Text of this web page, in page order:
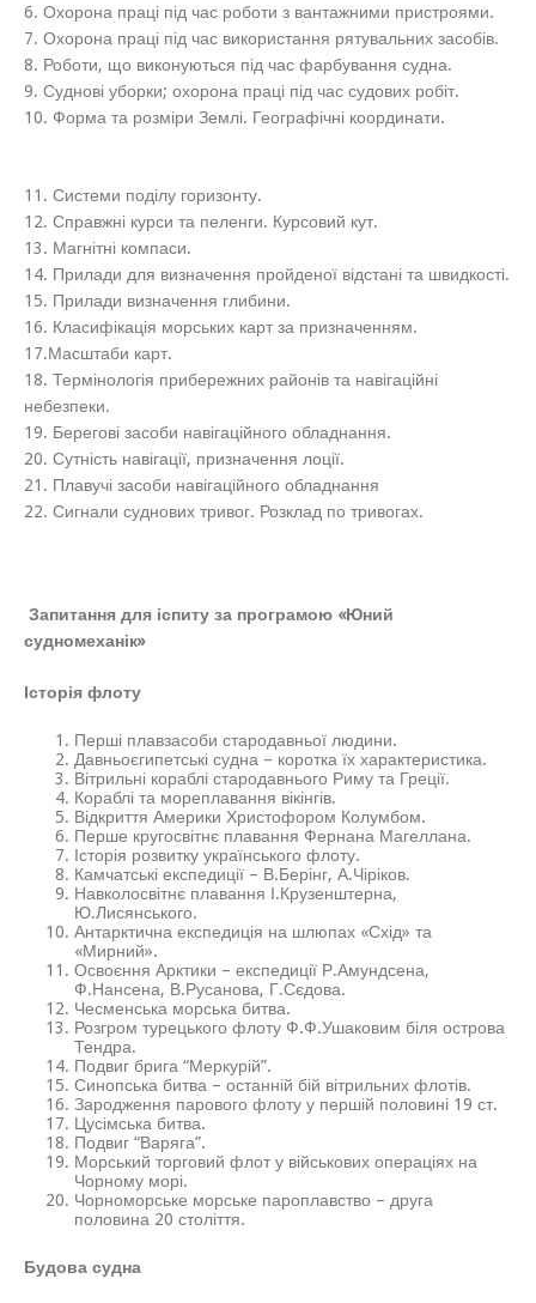
6. Охорона праці під час роботи з вантажними пристроями.
7. Охорона праці під час використання рятувальних засобів.
8. Роботи, що виконуються під час фарбування судна.
9. Суднові уборки; охорона праці під час судових робіт.
10. Форма та розміри Землі. Географічні координати.
11. Системи поділу горизонту.
12. Справжні курси та пеленги. Курсовий кут.
13. Магнітні компаси.
14. Прилади для визначення пройденої відстані та швидкості.
15. Прилади визначення глибини.
16. Класифікація морських карт за призначенням.
17.Масштаби карт.
18. Термінологія прибережних районів та навігаційні
небезпеки.
19. Берегові засоби навігаційного обладнання.
20. Сутність навігації, призначення лоції.
21. Плавучі засоби навігаційного обладнання
22. Сигнали суднових тривог. Розклад по тривогах.
Запитання для іспиту за програмою «Юний
судномеханік»
Історія флоту
Перші плавзасоби стародавньої людини.
Давньоєгипетські судна – коротка їх характеристика.
Вітрильні кораблі стародавнього Риму та Греції.
Кораблі та мореплавання вікінгів.
Відкриття Америки Христофором Колумбом.
Перше кругосвітнє плавання Фернана Магеллана.
Історія розвитку українського флоту.
Камчатські експедиції – В.Берінг, А.Чіріков.
Навколосвітнє плавання І.Крузенштерна,
Ю.Лисянського.
Антарктична експедиція на шлюпах «Схід» та
«Мирний».
Освоєння Арктики – експедиції Р.Амундсена,
Ф.Нансена, В.Русанова, Г.Сєдова.
Чесменська морська битва.
Розгром турецького флоту Ф.Ф.Ушаковим біля острова
Тендра.
Подвиг брига “Меркурій”.
Синопська битва – останній бій вітрильних флотів.
Зародження парового флоту у першій половині 19 ст.
Цусімська битва.
Подвиг “Варяга”.
Морський торговий флот у військових операціях на
Чорному морі.
Чорноморське морське пароплавство – друга
половина 20 століття.
Будова судна